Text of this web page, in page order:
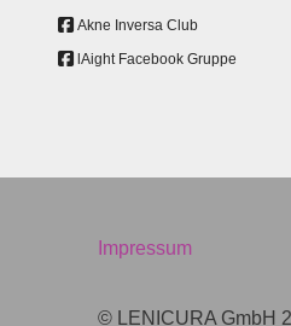
Akne Inversa Club
lAight Facebook Gruppe
Impressum
© LENICURA GmbH